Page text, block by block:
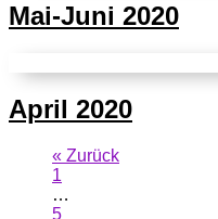
Mai-Juni 2020
April 2020
« Zurück
1
…
5